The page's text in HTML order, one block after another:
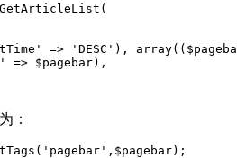
'DESC'), array(($pagebar-
$pagebar),
：